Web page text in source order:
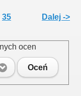
35 Dalej ->
ocen
Oceń